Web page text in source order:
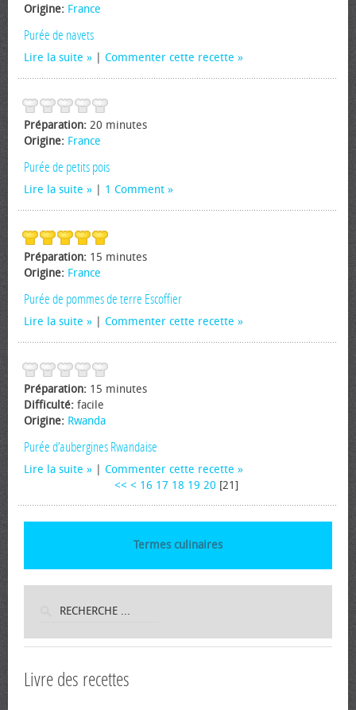
Origine: France
Purée de navets
Lire la suite Commenter cette recette
Préparation: 20 minutes
Origine: France
Purée de petits pois
Lire la suite 1 Comment
Préparation: 15 minutes
Origine: France
Purée de pommes de terre Escoffier
Lire la suite Commenter cette recette
Préparation: 15 minutes
Difficulté: facile
Origine: Rwanda
Purée d’aubergines Rwandaise
Lire la suite
Commenter cette recette
<< < 16 17 18 19 20 [21]
Termes culinaires
Livre des recettes